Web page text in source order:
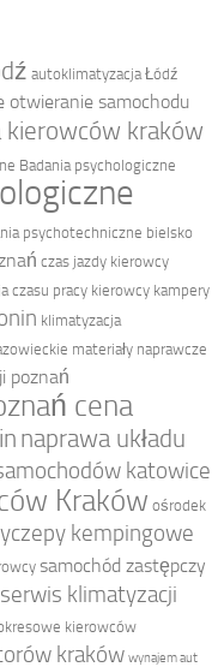
autoklimatyzacja Łódź
otwieranie samochodu
kierowców kraków
Badania psychologiczne
psychotechniczne bielsko
czas jazdy kierowcy
czasu pracy kierowcy kampery
klimatyzacja
materiały naprawcze
poznań
cena
naprawa układu
katowice
Kraków ośrodek
kempingowe
samochód zastępczy
serwis klimatyzacji
kierowców
kraków wynajem aut